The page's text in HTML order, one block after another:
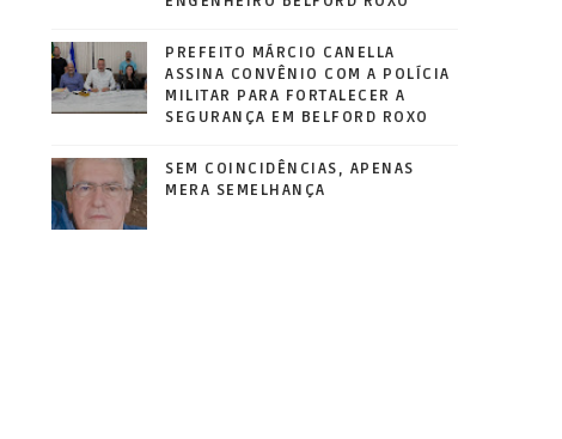
PREFEITO MÁRCIO CANELLA
ASSINA CONVÊNIO COM A POLÍCIA
MILITAR PARA FORTALECER A
SEGURANÇA EM BELFORD ROXO
SEM COINCIDÊNCIAS, APENAS
MERA SEMELHANÇA